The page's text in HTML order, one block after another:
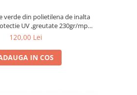
de inalta
230gr/mp
1.7 m,lungime 10 m
120,00 Lei
IN COS